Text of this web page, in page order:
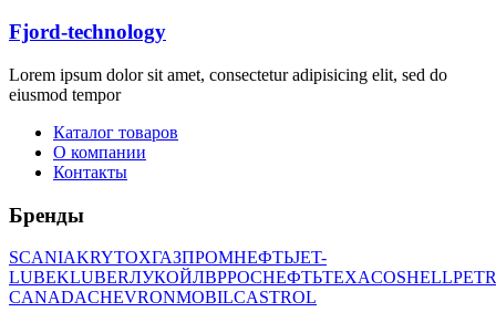
Fjord-technology
Lorem ipsum dolor sit amet, consectetur adipisicing elit, sed do
eiusmod tempor
Каталог товаров
О компании
Контакты
Бренды
SCANIAKRYTOXГАЗПРОМНЕФТЬJET-
LUBEKLUBERЛУКОЙЛBPРОСНЕФТЬTEXACOSHELL
CANADACHEVRONMOBILCASTROL